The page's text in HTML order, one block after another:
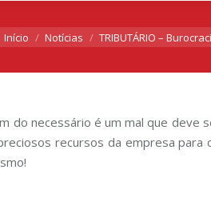
Você está aqui:
Início Notícias TRIBUTÁRIO –
do necessário é um mal que deve
recursos da empresa para